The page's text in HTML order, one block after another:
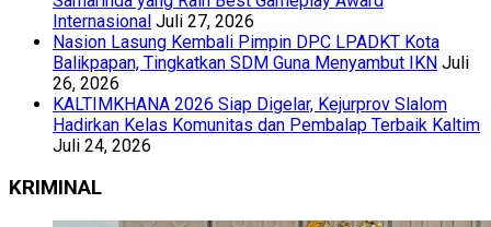
Internasional Juli 27, 2026
Nasion Lasung Kembali Pimpin DPC LPADKT Kota
Balikpapan, Tingkatkan SDM Guna Menyambut IKN Juli
26, 2026
KALTIMKHANA 2026 Siap Digelar, Kejurprov Slalom
Hadirkan Kelas Komunitas dan Pembalap Terbaik Kaltim
Juli 24, 2026
KRIMINAL